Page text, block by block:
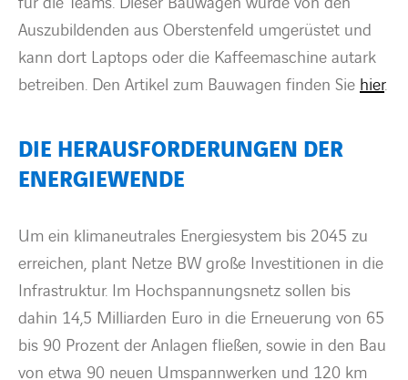
Auszubildenden aus Oberstenfeld umgerüstet und
kann dort Laptops oder die Kaffeemaschine autark
betreiben. Den Artikel zum Bauwagen finden Sie hier.
DIE HERAUSFORDERUNGEN DER
ENERGIEWENDE
Um ein klimaneutrales Energiesystem bis 2045 zu
erreichen, plant Netze BW große Investitionen in die
Infrastruktur. Im Hochspannungsnetz sollen bis
dahin 14,5 Milliarden Euro in die Erneuerung von 65
bis 90 Prozent der Anlagen fließen, sowie in den Bau
von etwa 90 neuen Umspannwerken und 120 km